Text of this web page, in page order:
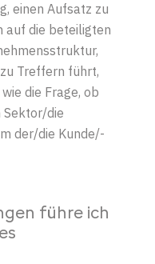
einen Aufsatz zu
auf die beteiligten
Treffern führt,
die Frage, ob
Sektor/die
der/die Kunde/-
führe ich